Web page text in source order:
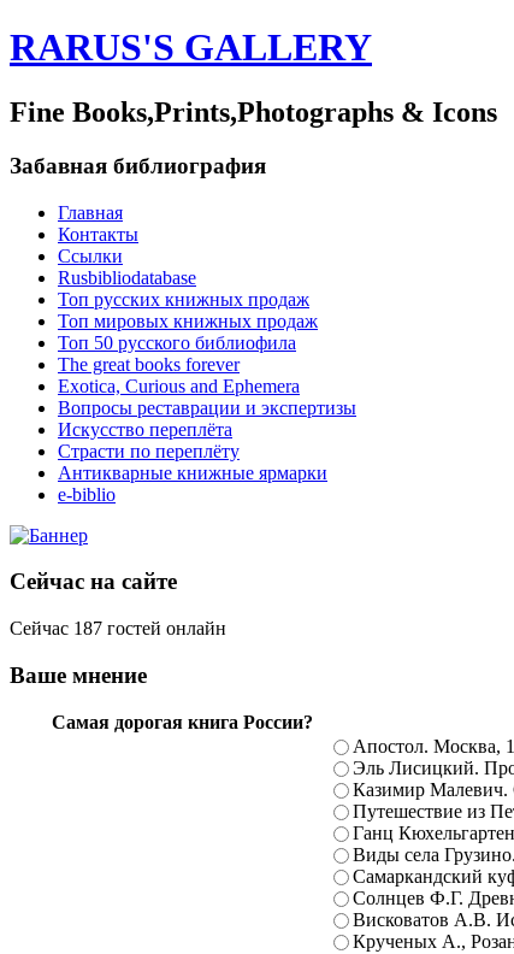
RARUS'S GALLERY
Fine Books,Prints,Photographs & Icons
Забавная библиография
Главная
Контакты
Ссылки
Rusbibliodatabase
Топ русских книжных продаж
Топ мировых книжных продаж
Топ 50 русского библиофила
The great books forever
Exotica, Curious and Ephemera
Вопросы реставрации и экспертизы
Искусство переплёта
Страсти по переплёту
Антикварные книжные ярмарки
e-biblio
Сейчас на сайте
Сейчас 187 гостей онлайн
Ваше мнение
Самая дорогая книга России?
Апостол. Москва,
Эль Лисицкий.
Казимир Малевич.
Путешествие из
Ганц
Виды села
Самаркандский
Солнцев Ф.Г.
Висковатов А.В.
Крученых А.,